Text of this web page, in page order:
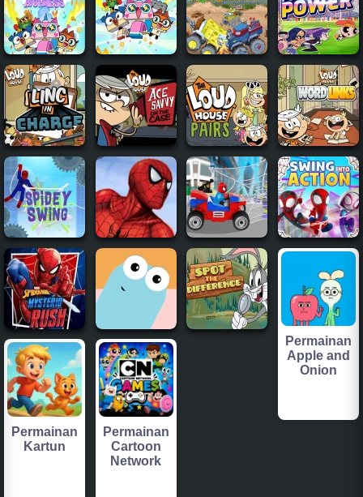
Permainan
Apple and
Onion
Permainan
Kartun
Permainan
Cartoon
Network